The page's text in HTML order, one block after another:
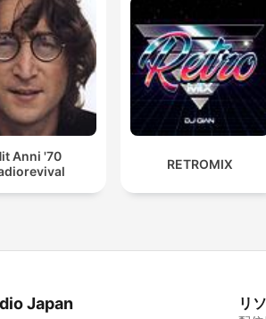
Anni '70
RETROMIX
Japan リ